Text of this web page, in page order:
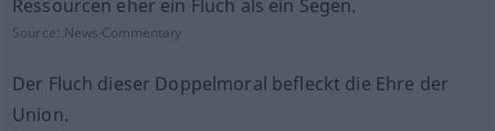
Ressourcen eher ein Fluch als ein Segen.
Source: News-Commentary
Der Fluch dieser Doppelmoral befleckt die Ehre der
Union.